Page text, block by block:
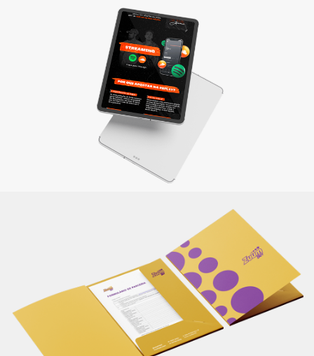
Materiais de apresentação e Mídia kit
Divulgue sua empresa com um material completo e
elaborado de maneira criativa, reforçando sua identidade e
a qualidade dos produtos/serviços oferecidos.
Não basta ser bom. Precisa mostrar que é! Elaboramos o
seu material de apresentação.